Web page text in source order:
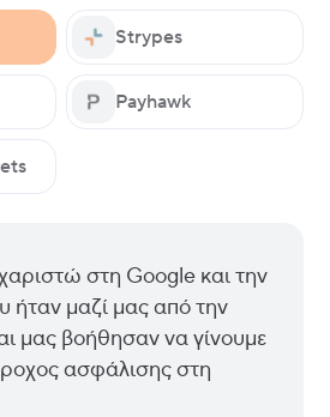
Strypes
Payhawk
στη Google και την
ήταν μαζί μας από την
μας βοήθησαν να γίνουμε
ασφάλισης στη